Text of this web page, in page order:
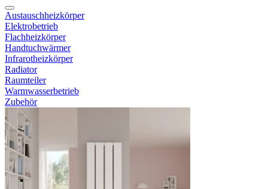
Austauschheizkörper
Elektrobetrieb
Flachheizkörper
Handtuchwärmer
Infrarotheizkörper
Radiator
Raumteiler
Warmwasserbetrieb
Zubehör